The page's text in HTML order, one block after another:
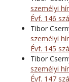
személyi
Évf. 146
Tibor
személyi
Évf. 145
Tibor
személyi
Évf. 147